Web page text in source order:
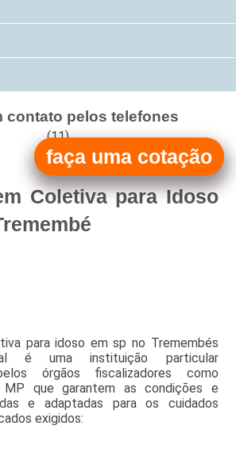
contato pelos telefones
(11)
(11)
Coletiva para Idoso
para idoso em sp no Tremembés
é uma instituição particular
órgãos fiscalizadores como
MP que garantem as condições e
e adaptadas para os cuidados
exigidos:
faça uma cotação